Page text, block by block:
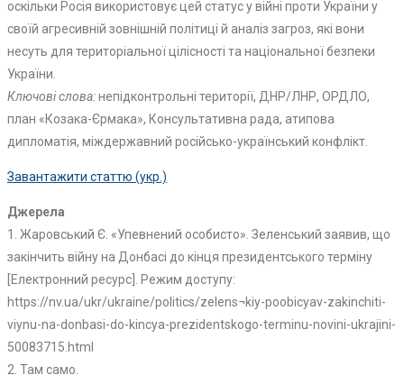
оскільки Росія використовує цей статус у війні проти України у
своїй агресивній зовнішній політиці й аналіз загроз, які вони
несуть для територіальної цілісності та національної безпеки
України.
Ключові слова:непідконтрольні території, ДНР/ЛНР, ОРДЛО,
план «Козака-Єрмака», Консультативна рада, атипова
дипломатія, міждержавний російсько-український конфлікт.
Завантажити статтю (укр.)
Джерела
1. Жаровський Є. «Упевнений особисто». Зеленський заявив, що
закінчить війну на Донбасі до кінця президентського терміну
[Електронний ресурс]. Режим доступу:
https://nv.ua/ukr/ukraine/politics/zelens¬kiy-poobicyav-zakinchiti-
viynu-na-donbasi-do-kincya-prezidentskogo-terminu-novini-ukrajini-
50083715.html
2. Там само.